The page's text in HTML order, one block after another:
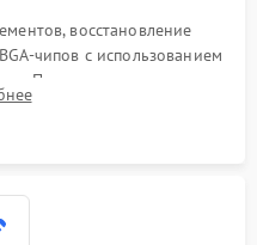
восстановление
чипов с использованием
Прошивка микросхемы
портов USB